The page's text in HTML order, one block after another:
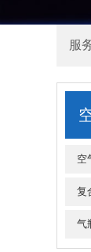
服
空
复
气